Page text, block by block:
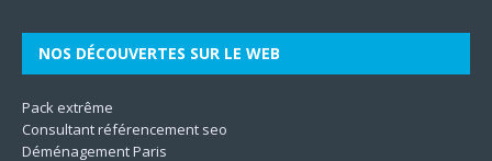
NOS DÉCOUVERTES SUR LE WEB
Pack extrême
Consultant référencement seo
Déménagement Paris